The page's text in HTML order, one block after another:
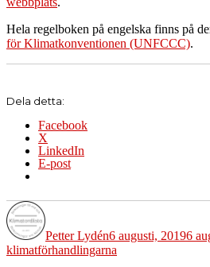
Hela regelboken på engelska finns på
för Klimatkonventionen (UNFCCC).
Dela detta:
Facebook
X
LinkedIn
E-post
Petter Lydén6 augusti, 20196
klimatförhandlingarna